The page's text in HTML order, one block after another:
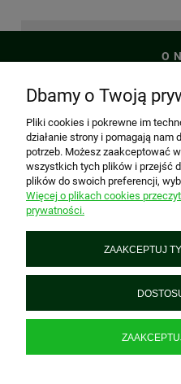
O
MOJE
PŁATNOŚCI
+48
Dbamy o Twoją
Pliki cookies i pokrewne im
działanie strony i pomagają
potrzeb. Możesz zaakceptować
wszystkich tych plików i przejść
plików do swoich preferencji,
Więcej o plikach cookies
prywatności.
ZAAKCEPTUJ